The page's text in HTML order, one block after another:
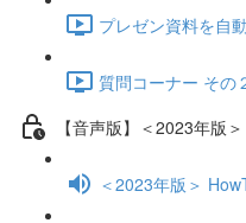
プレゼン資料を自
質問コーナー その
【音声版】＜2023年版
＜2023年版＞